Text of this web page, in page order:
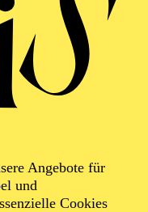
Angebote für
und
Cookies